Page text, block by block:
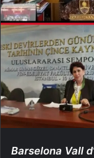
Barselona Vall